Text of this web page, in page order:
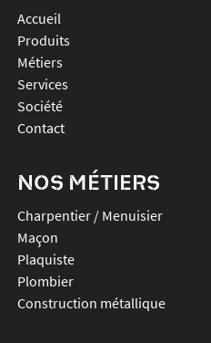
Accueil
Produits
Métiers
Services
Société
Contact
NOS MÉTIERS
Charpentier / Menuisier
Maçon
Plaquiste
Plombier
Construction métallique